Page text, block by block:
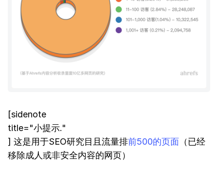
[sidenote
title="小提示."
] 这是用于SEO研究目且流量排前500的页面 （已经
移除成人或非安全内容的网页）